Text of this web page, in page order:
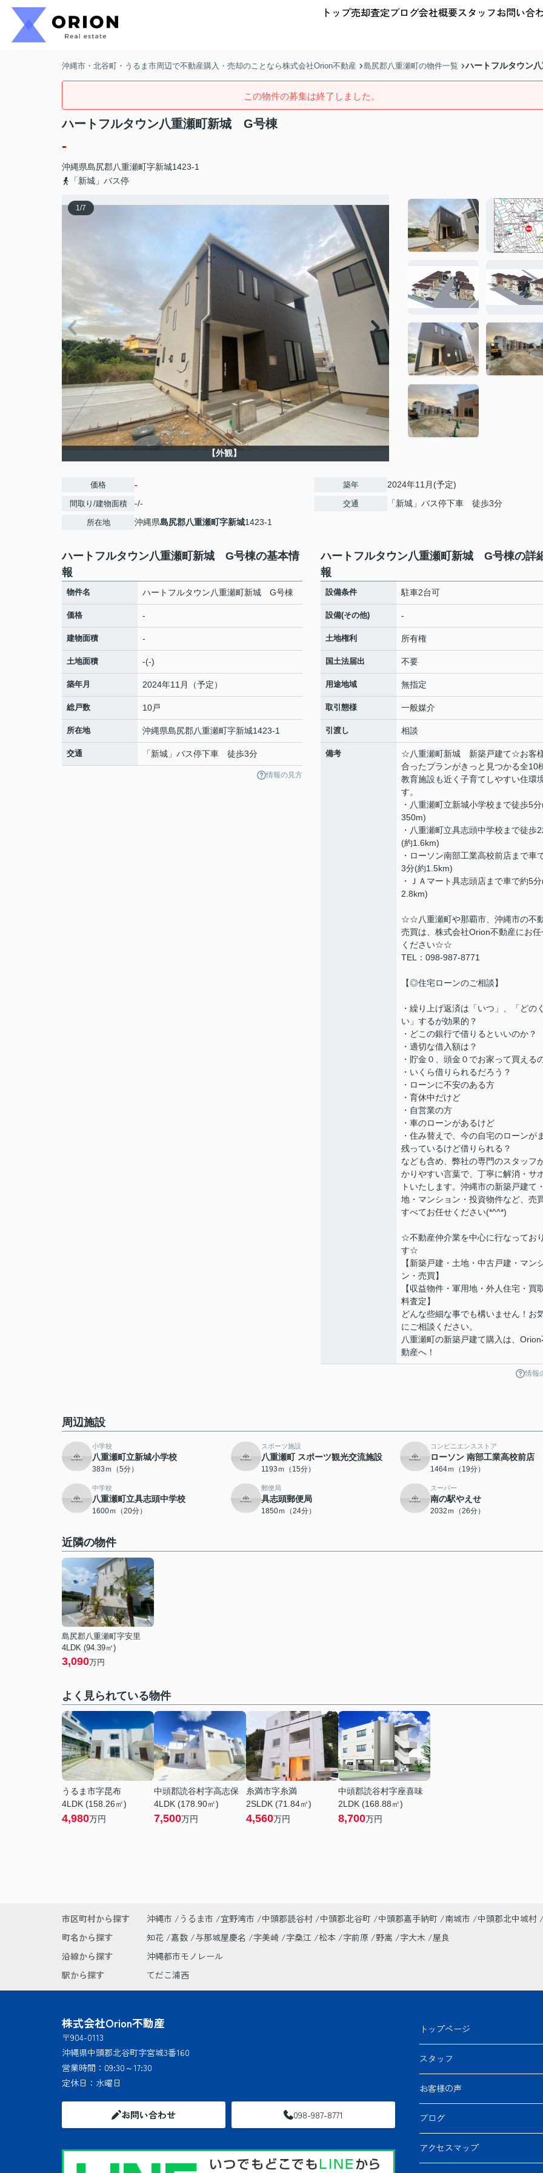
トップ売却査定ブログ会社概要スタッフお問い合
沖縄市・北谷町・うるま市周辺で不動産購入・売却のことなら株式会社Orion不動産 島尻郡八重瀬町の物件一覧 ハートフルタウン
この物件の募集は終了しました。
ハートフルタウン八重瀬町新城 G号棟
-
沖縄県島尻郡八重瀬町字新城1423-1
「新城」バス停
1 /7
【外観】
価格 -
間取り/建物面積 -/-
所在地 沖縄県島尻郡八重瀬町字新城1423-1
築年 2024年11月(予定)
交通 「新城」バス停下車 徒歩3分
ハートフルタウン八重瀬町新城 G号棟の基本情
報
物件名 ハートフルタウン八重瀬町新城 G号棟
価格 -
建物面積 -
土地面積 -(-)
築年月 2024年11月（予定）
総戸数 10戸
所在地 沖縄県島尻郡八重瀬町字新城1423-1
交通 「新城」バス停下車 徒歩3分
情報の見方
ハートフルタウン八重瀬町新城 G号棟の詳
報
設備条件 駐車2台可
設備(その他) -
土地権利 所有権
国土法届出 不要
用途地域 無指定
取引態様 一般媒介
引渡し 相談
備考
☆八重瀬町新城 新築戸建て☆お客
合ったプランがきっと見つかる全10
教育施設も近く子育てしやすい住環
す。
・八重瀬町立新城小学校まで徒歩5
350m)
・八重瀬町立具志頭中学校まで徒歩
(約1.6km)
・ローソン南部工業高校前店まで車
3分(約1.5km)
・ＪＡマート具志頭店まで車で約5
2.8km)
☆☆八重瀬町や那覇市、沖縄市の不
売買は、株式会社Orion不動産にお任
ください☆☆
TEL：098-987-8771
【◎住宅ローンのご相談】
・繰り上げ返済は「いつ」、「どの
い」するが効果的？
・どこの銀行で借りるといいのか？
・適切な借入額は？
・貯金０、頭金０でお家って買える
・いくら借りられるだろう？
・ローンに不安のある方
・育休中だけど
・自営業の方
・車のローンがあるけど
・住み替えで、今の自宅のローンが
残っているけど借りられる？
なども含め、弊社の専門のスタッフ
かりやすい言葉で、丁寧に解消・サ
トいたします。沖縄市の新築戸建て
地・マンション・投資物件など、売
すべてお任せください(*^^*)
☆不動産仲介業を中心に行なってお
す☆
【新築戸建・土地・中古戸建・マン
ン・売買】
【収益物件・軍用地・外人住宅・買
料査定】
どんな些細な事でも構いません！お
にご相談ください。
八重瀬町の新築戸建て購入は、Orion
動産へ！
情報
周辺施設
小学校
八重瀬町立新城小学校
383ｍ（5分）
スポーツ施設
八重瀬町 スポーツ観光交流施設
1193ｍ（15分）
コンビニエンスストア
ローソン 南部工業高校前店
1464ｍ（19分）
中学校
八重瀬町立具志頭中学校
1600ｍ（20分）
郵便局
具志頭郵便局
1850ｍ（24分）
スーパー
南の駅やえせ
2032ｍ（26分）
近隣の物件
島尻郡八重瀬町字安里
4LDK (94.39㎡)
3,090万円
よく見られている物件
うるま市字昆布
4LDK (158.26㎡)
4,980万円
中頭郡読谷村字高志保
4LDK (178.90㎡)
7,500万円
糸満市字糸満
2SLDK (71.84㎡)
4,560万円
中頭郡読谷村字座喜味
2LDK (168.88㎡)
8,700万円
市区町村から探す 沖縄市 うるま市 宜野湾市 中頭郡読谷村 中頭郡北谷町 中頭郡嘉手納町 南城市
中頭郡北中城村
町名から探す
知花 嘉数 与那城屋慶名 字美崎 字桑江 松本 字前原 野嵩 字大木
屋良
沿線から探す
沖縄都市モノレール
駅から探す
てだこ浦西
株式会社Orion不動産
〒904-0113
沖縄県中頭郡北谷町字宮城3番160
営業時間： 09:30～17:30
定休日： 水曜日
お問い合わせ 098-987-8771
トップページ
スタッフ
お客様の声
ブログ
アクセスマップ